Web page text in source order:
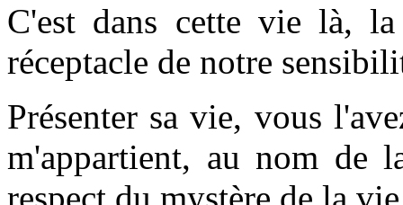
C'est dans cette vie là,
réceptacle de notre
Présenter sa vie, vous
m'appartient, au nom de
respect du mystère de la